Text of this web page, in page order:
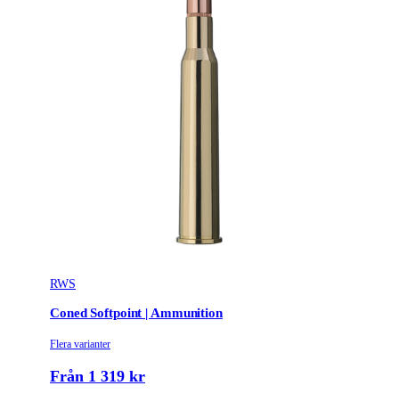
RWS
Coned Softpoint | Ammunition
Flera varianter
Från 1 319 kr